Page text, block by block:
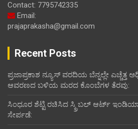
Contact: 7795742335
Email:
prajaprakasha@gmail.com
Recent Posts
ಪ್ರಜಾಪ್ರಕಾಶ ನ್ಯೂಸ್ ವರದಿಯ ಬೆನ್ನಲ್ಲೇ ಎಚ್ಚೆತ್ತ
ಆವರಣದ ಬಳಿಯ ಮರದ ಕೊಂಬೆಗಳ ತೆರವು:
ಸಿಂಧೂರ ಶೆಟ್ಟಿ ರಚಿಸಿದ ಸ್ಕ್ರಿಬಲ್ ಆರ್ಟ್
ಸೇರ್ಪಡೆ: